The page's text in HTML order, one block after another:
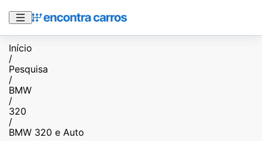
Início
/
Pesquisa
/
BMW
/
320
/
BMW 320 e Auto